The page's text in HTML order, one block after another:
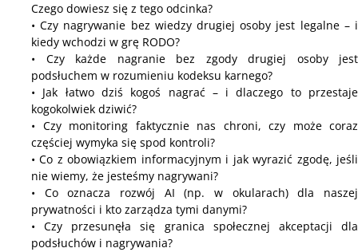
Czego dowiesz się z tego odcinka?
• Czy nagrywanie bez wiedzy drugiej osoby jest legalne – i
kiedy wchodzi w grę RODO?
• Czy każde nagranie bez zgody drugiej osoby jest
podsłuchem w rozumieniu kodeksu karnego?
• Jak łatwo dziś kogoś nagrać – i dlaczego to przestaje
kogokolwiek dziwić?
• Czy monitoring faktycznie nas chroni, czy może coraz
częściej wymyka się spod kontroli?
• Co z obowiązkiem informacyjnym i jak wyrazić zgodę, jeśli
nie wiemy, że jesteśmy nagrywani?
• Co oznacza rozwój AI (np. w okularach) dla naszej
prywatności i kto zarządza tymi danymi?
• Czy przesunęła się granica społecznej akceptacji dla
podsłuchów i nagrywania?